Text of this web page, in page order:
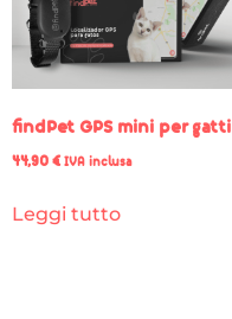
findPet GPS mini per gatti
44,90 € IVA inclusa
Leggi tutto